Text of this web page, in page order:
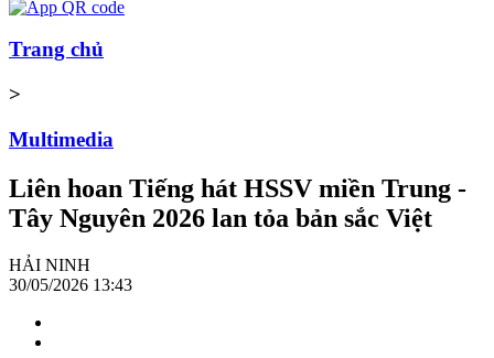
Trang chủ
>
Multimedia
Liên hoan Tiếng hát HSSV miền Trung -
Tây Nguyên 2026 lan tỏa bản sắc Việt
HẢI NINH
30/05/2026 13:43